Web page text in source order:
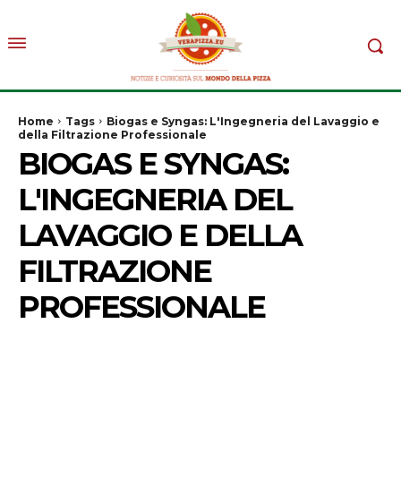
Home Tags
Biogas e Syngas: L'Ingegneria del Lavaggio e
della Filtrazione Professionale
BIOGAS E SYNGAS:
L'INGEGNERIA DEL
LAVAGGIO E DELLA
FILTRAZIONE
PROFESSIONALE